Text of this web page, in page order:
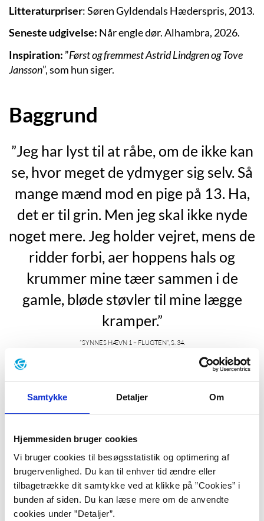
Samtykke Detaljer Om
Hjemmesiden bruger cookies
Vi bruger cookies til besøgsstatistik og optimering af
brugervenlighed. Du kan til enhver tid ændre eller
tilbagetrække dit samtykke ved at klikke på ”Cookies” i
bunden af siden. Du kan læse mere om de anvendte
cookies under ”Detaljer”.
Litteraturpriser: Søren Gyldendals Hæderspris, 2013.
Seneste udgivelse: Når engle dør. Alhambra, 2026.
Inspiration: ”Først og fremmest Astrid Lindgren og Tove
Jansson”, som hun siger.
Baggrund
”Jeg har lyst til at råbe, om de ikke kan
se, hvor meget de ydmyger sig selv. Så
mange mænd mod en pige på 13. Ha,
det er til grin. Men jeg skal ikke nyde
noget mere. Jeg holder vejret, mens de
ridder forbi, aer hoppens hals og
krummer mine tæer sammen i de
gamle, bløde støvler til mine lægge
kramper.”
”Synnes hævn 1 – Flugten”, s. 34.
Kirsten Sonne Harild er født på Bornholm i byen
Melsted i 1962. Selv fortæller hun, at hun som barn
ikke drømte om et liv som forfatter. Hendes mor
arbejdede som journalist, og Harild kunne ikke se
siger: ”Faktisk så havde jeg slet ikke lyst til det i mange år,
fordi min mor skrev så meget, da jeg var barn. Det larmede
helt vildt meget, fordi hun skrev på skrivemaskine, og det
lugtede også, fordi hun røg cerutter samtidig.”
(Pallesgavebod.dk: Interview med Kirsten Sonne
Harild i anledning af hendes 50-års fødselsdag.)